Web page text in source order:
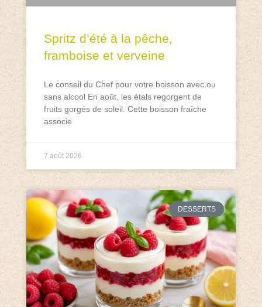
Spritz d’été à la pêche,
framboise et verveine
Le conseil du Chef pour votre boisson avec ou
sans alcool En août, les étals regorgent de
fruits gorgés de soleil. Cette boisson fraîche
associe
7 août 2026
DESSERTS